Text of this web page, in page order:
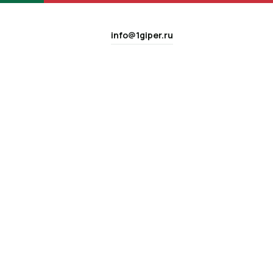
info@1giper.ru